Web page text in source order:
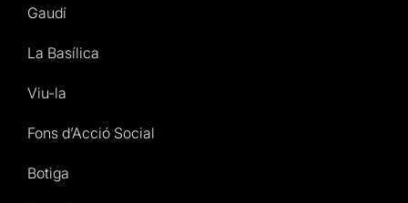
Gaudí
La Basílica
Viu-la
Fons d’Acció Social
Botiga